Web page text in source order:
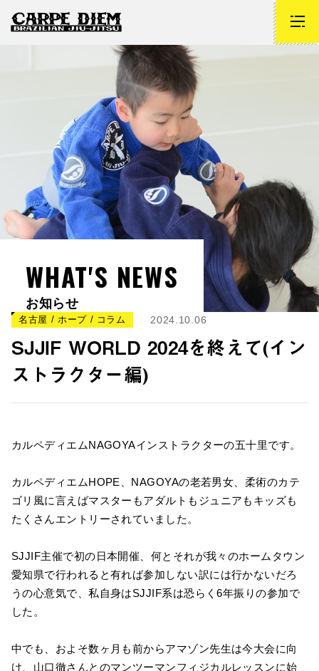
WHAT'S NEWS
お知らせ
名古屋 / ホープ / コラム 2024.10.06
SJJIF WORLD 2024を終えて(イン
ストラクター編)
カルペディエムNAGOYAインストラクターの五十里です。
カルペディエムHOPE、NAGOYAの老若男女、柔術のカテ
ゴリ風に言えばマスターもアダルトもジュニアもキッズも
たくさんエントリーされていました。
SJJIF主催で初の日本開催、何とそれが我々のホームタウン
愛知県で行われると有れば参加しない訳には行かないだろ
うの心意気で、私自身はSJJIF系は恐らく6年振りの参加で
した。
中でも、およそ数ヶ月も前からアマゾン先生は今大会に向
け、山口徹さんとのマンツーマンフィジカルレッスンに始